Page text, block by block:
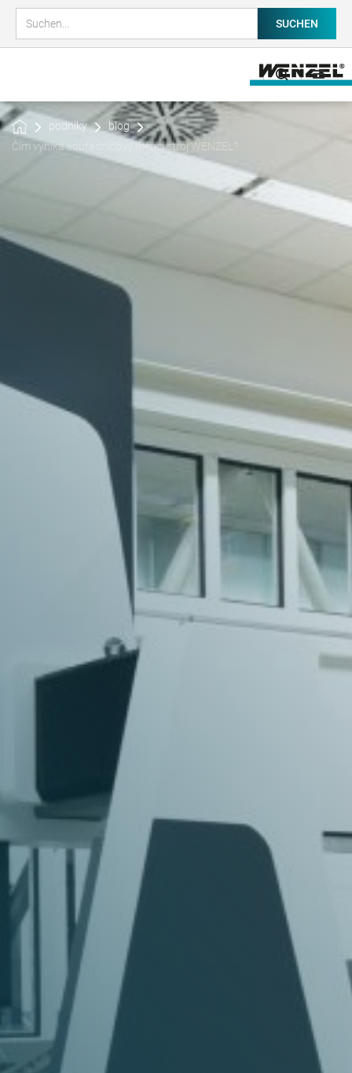
podniky
blog
Čím vyniká souřadnicový měřicí stroj WENZEL?